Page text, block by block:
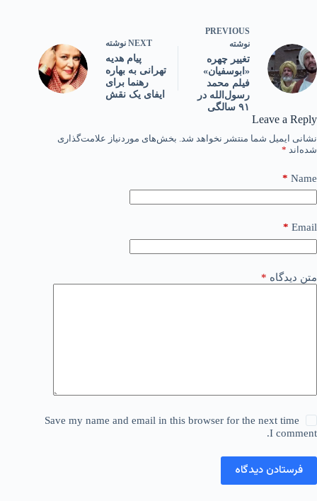
PREVIOUS
نوشته
تغییر چهره
«ابوسفیان»
فیلم محمد
رسول‌الله در
۹۱ سالگی
NEXT نوشته
پیام هدیه
تهرانی به بهاره
رهنما برای
ایفای یک نقش
Leave a Reply
نشانی ایمیل شما منتشر نخواهد شد. بخش‌های موردنیاز علامت‌گذاری
شده‌اند *
Name
*
Email
*
متن دیدگاه *
Save my name and email in this browser for the next time
I comment.
فرستادن دیدگاه